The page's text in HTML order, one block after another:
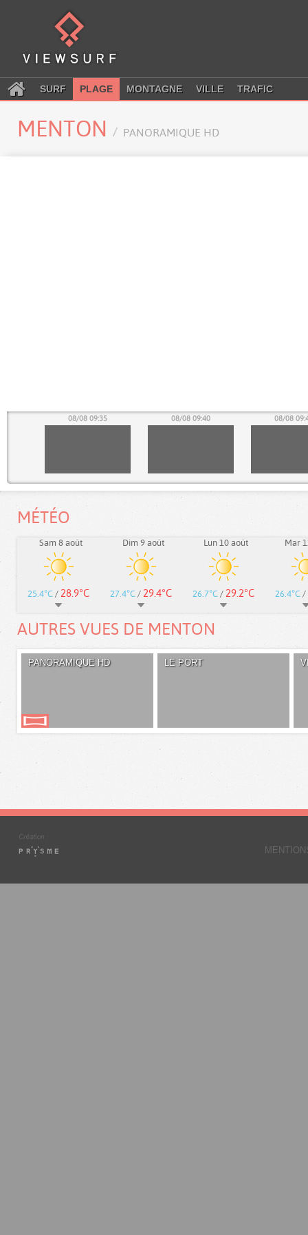
SURF PLAGE MONTAGNE VILLE TRAFIC
MENTON PANORAMIQUE HD
08/08 09:35 08/08 09:40 08/08
MÉTÉO
Sam 8 août
25.4°C / 28.9°C
Dim 9 août
27.4°C / 29.4°C
Lun 10 août
26.7°C / 29.2°C
Mar
26.4°C /
AUTRES VUES DE MENTON
PANORAMIQUE HD LE PORT